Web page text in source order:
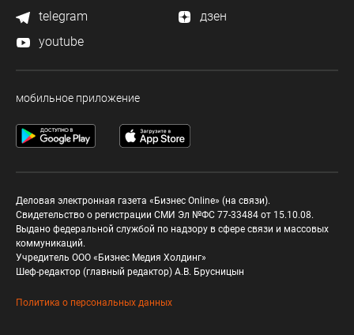
telegram
дзен
youtube
мобильное приложение
Деловая электронная газета «Бизнес Online» (на связи).
Свидетельство о регистрации СМИ Эл №ФС 77-33484 от 15.10.08.
Выдано федеральной службой по надзору в сфере связи и массовых
коммуникаций.
Учредитель ООО «Бизнес Медия Холдинг»
Шеф-редактор (главный редактор) А.В. Брусницын
Политика о персональных данных